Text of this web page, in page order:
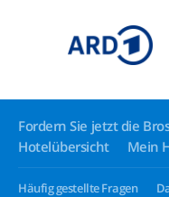
Fordern Sie jetzt die
Hotelübersicht
Mein
Häufig gestellte Fragen